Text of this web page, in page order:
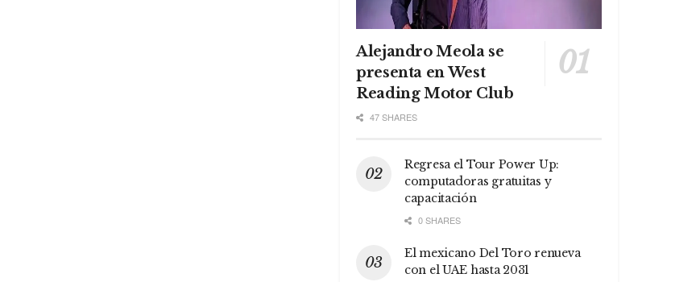
Alejandro Meola se
presenta en West
Reading Motor Club
47 SHARES
Regresa el Tour Power Up:
computadoras gratuitas y
capacitación
0 SHARES
El mexicano Del Toro renueva
con el UAE hasta 2031